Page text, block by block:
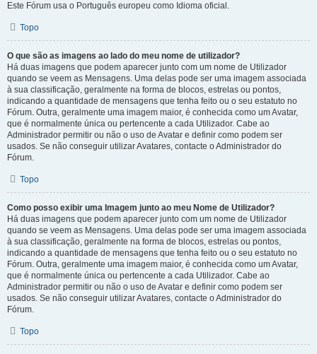
Este Fórum usa o Português europeu como Idioma oficial.
Topo
O que são as imagens ao lado do meu nome de utilizador?
Há duas imagens que podem aparecer junto com um nome de Utilizador
quando se veem as Mensagens. Uma delas pode ser uma imagem associada
à sua classificação, geralmente na forma de blocos, estrelas ou pontos,
indicando a quantidade de mensagens que tenha feito ou o seu estatuto no
Fórum. Outra, geralmente uma imagem maior, é conhecida como um Avatar,
que é normalmente única ou pertencente a cada Utilizador. Cabe ao
Administrador permitir ou não o uso de Avatar e definir como podem ser
usados. Se não conseguir utilizar Avatares, contacte o Administrador do
Fórum.
Topo
Como posso exibir uma Imagem junto ao meu Nome de Utilizador?
Há duas imagens que podem aparecer junto com um nome de Utilizador
quando se veem as Mensagens. Uma delas pode ser uma imagem associada
à sua classificação, geralmente na forma de blocos, estrelas ou pontos,
indicando a quantidade de mensagens que tenha feito ou o seu estatuto no
Fórum. Outra, geralmente uma imagem maior, é conhecida como um Avatar,
que é normalmente única ou pertencente a cada Utilizador. Cabe ao
Administrador permitir ou não o uso de Avatar e definir como podem ser
usados. Se não conseguir utilizar Avatares, contacte o Administrador do
Fórum.
Topo